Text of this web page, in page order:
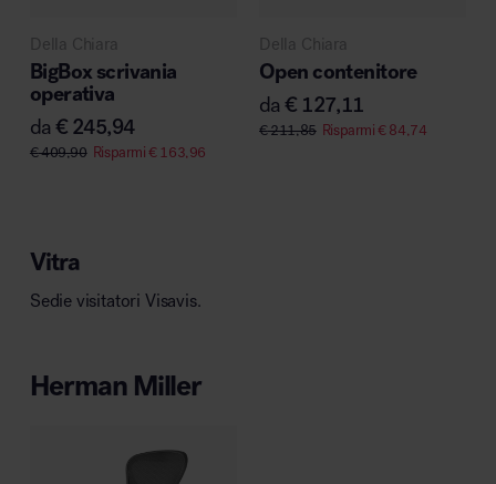
MillerKnoll
Della Chiara
BigBox scrivania
operativa
da€ 245,94
€409,90 Risparmi€163,96
Della Chiara
Open contenitore
da€ 127,11
€211,85 Risparmi€84,74
Vitra
Sedie visitatori Visavis.
Herman Miller